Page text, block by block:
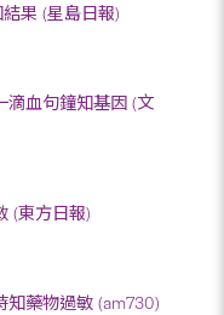
結果 (星島日報)
滴血句鐘知基因 (文
(東方日報)
知藥物過敏 (am730)